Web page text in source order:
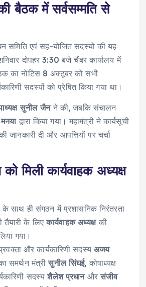
बैठक में सर्वसम्मति से
समिति एवं सह-योजित सदस्यों की यह
दोपहर 3:30 बजे चैंबर कार्यालय में
का नोटिस 8 अक्टूबर को सभी
सदस्यों को प्रेषित किया गया था।
सुनील जैनने की, जबकि संचालन
द्वारा किया गया। महामंत्री ने कार्यसूची
जानकारी दी और आपत्तियों पर चर्चा
मिली कार्यवाहक अध्यक्ष
के साथ ही संगठन में प्रशासनिक निरंतरता
तैयारी के लिएकार्यवाहक अध्यक्षकी
गया।
और कार्यकारिणी सदस्यअजय
समर्थन मंत्रीसुनील सिंघई, कोषाध्यक्ष
सदस्यशैलेश प्रधानऔरसंजीव